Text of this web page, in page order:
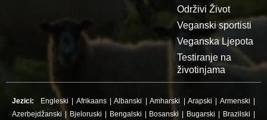
Održivi Život
Veganski sportisti
Veganska Ljepota
Testiranje na
životinjama
Jezici: Engleski Afrikaans|Albanski |Amharski Arapski Armenski
Azerbejdžanski
Bjeloruski Bengalski Bosanski Bugarski Brazilski